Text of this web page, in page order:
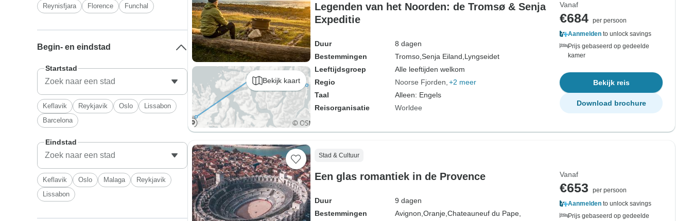
Bekijk kaart
Legenden van het Noorden: de Tromsø & Senja
Expeditie
Duur
8 dagen
Bestemmingen
Tromso, Senja Eiland, Lyngseidet
Leeftijdsgroep
Alle leeftijden welkom
Regio
Noorse Fjorden +2 meer
Taal
Alleen: Engels
Reisorganisatie
Worldee
Vanaf
€684 per persoon
Aanmelden to unlock savings
Prijs gebaseerd op gedeelde
kamer
Bekijk reis
Download brochure
Stad & Cultuur
Een glas romantiek in de Provence
Duur
9 dagen
Bestemmingen
Avignon, Oranje, Chateauneuf du Pape,
Vanaf
€653
per persoon
Aanmelden to unlock savings
Prijs gebaseerd op gedeelde
Reynisfjara
Florence Funchal
Begin- en eindstad
Startstad
Keflavik Reykjavik Oslo
Lissabon
Barcelona
Eindstad
Keflavik Oslo Malaga
Reykjavik
Lissabon